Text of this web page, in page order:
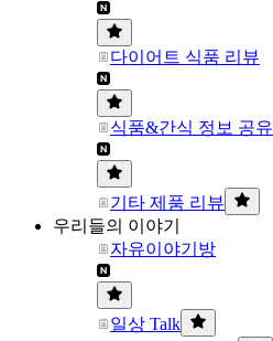
다이어트 식품 리뷰
식품&간식 정보 공유
기타 제품 리뷰
우리들의 이야기
자유이야기방
일상 Talk